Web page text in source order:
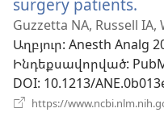
է
Guzzetta NA, Russell IA,
Աղբյուր‎: Anesth Analg
Ինդեքսավորված‎:
DOI‎: 10.1213/
https://